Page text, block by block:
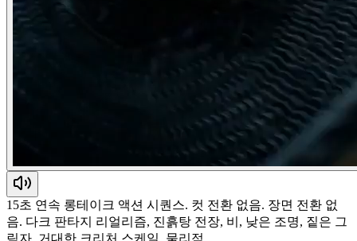
15초 연속 롱테이크 액션 시퀀스. 컷 전환 없음. 장면 전환 없
음. 다크 판타지 리얼리즘, 진흙탕 전장, 비, 낮은 조명, 짙은 그
림자, 거대한 크리처 스케일, 물리적…